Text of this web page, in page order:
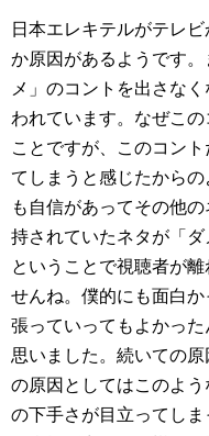
日本エレキテルがテレ
か原因があるようです
メ」のコントを出さな
われています。なぜこ
ことですが、このコン
てしまうと感じたから
も自信があってその他
持されていたネタが「
ということで視聴者が
せんね。僕的にも面白
張っていってもよかっ
思いました。続いての
の原因としてはこのよ
の下手さが目立ってし